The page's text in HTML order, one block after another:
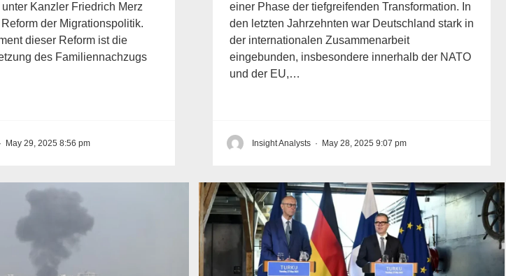
Kanzler Friedrich Merz
der Migrationspolitik.
dieser Reform ist die
des Familiennachzugs
· May 29, 2025 8:56 pm
einer Phase der tiefgreifenden Transformation. In
den letzten Jahrzehnten war Deutschland stark in
der internationalen Zusammenarbeit
eingebunden, insbesondere innerhalb der NATO
und der EU,…
Insight Analysts · May 28, 2025 9:07 pm